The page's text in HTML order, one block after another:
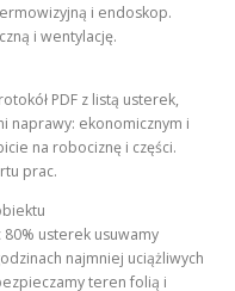
i endoskop.
i wentylację.
PDF z listą usterek,
naprawy: ekonomicznym i
na robociznę i części.
prac.
80% usterek usuwamy
najmniej uciążliwych
teren folią i